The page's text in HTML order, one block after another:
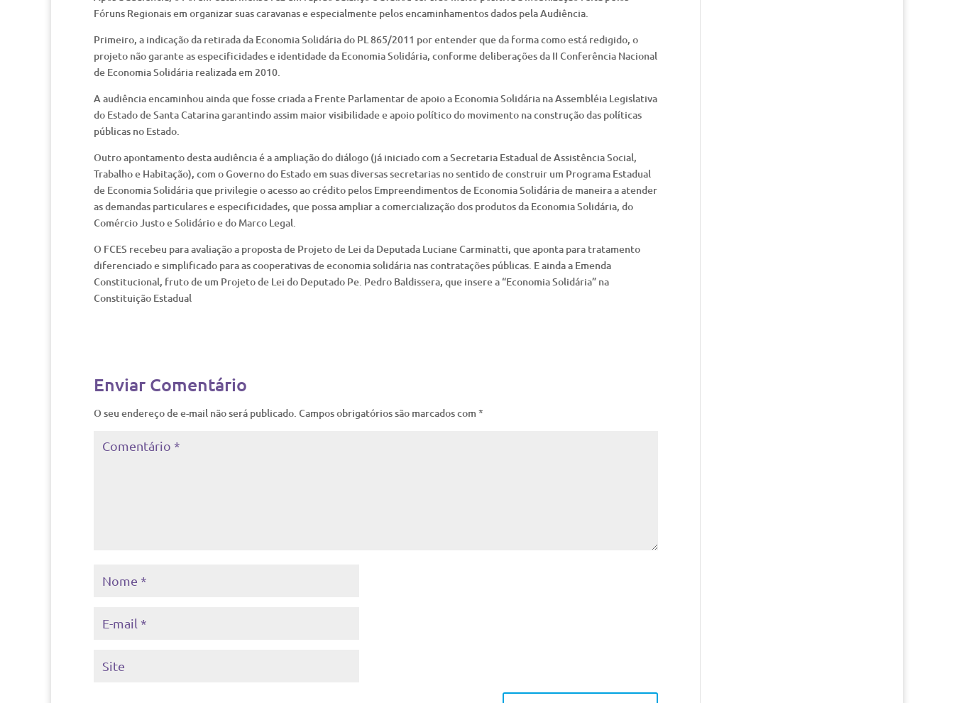
Fóruns Regionais em organizar suas caravanas e especialmente pelos encaminhamentos dados pela Audiência.
Primeiro, a indicação da retirada da Economia Solidária do PL 865/2011 por entender que da forma como está redigido, o
projeto não garante as especificidades e identidade da Economia Solidária, conforme deliberações da II Conferência Nacional
de Economia Solidária realizada em 2010.
A audiência encaminhou ainda que fosse criada a Frente Parlamentar de apoio a Economia Solidária na Assembléia Legislativa
do Estado de Santa Catarina garantindo assim maior visibilidade e apoio político do movimento na construção das políticas
públicas no Estado.
Outro apontamento desta audiência é a ampliação do diálogo (já iniciado com a Secretaria Estadual de Assistência Social,
Trabalho e Habitação), com o Governo do Estado em suas diversas secretarias no sentido de construir um Programa Estadual
de Economia Solidária que privilegie o acesso ao crédito pelos Empreendimentos de Economia Solidária de maneira a atender
as demandas particulares e especificidades, que possa ampliar a comercialização dos produtos da Economia Solidária, do
Comércio Justo e Solidário e do Marco Legal.
O FCES recebeu para avaliação a proposta de Projeto de Lei da Deputada Luciane Carminatti, que aponta para tratamento
diferenciado e simplificado para as cooperativas de economia solidária nas contratações públicas. E ainda a Emenda
Constitucional, fruto de um Projeto de Lei do Deputado Pe. Pedro Baldissera, que insere a “Economia Solidária” na
Constituição Estadual
Enviar Comentário
O seu endereço de e-mail não será publicado. Campos obrigatórios são marcados com *